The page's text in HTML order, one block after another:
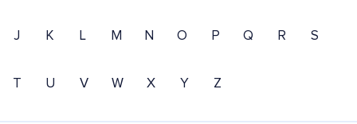
J K L M N O P Q R S
T U V W X Y Z